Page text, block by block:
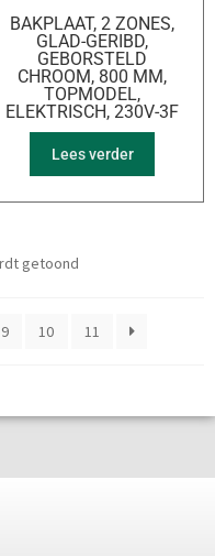
BAKPLAAT, 2 ZONES,
GLAD-GERIBD,
GEBORSTELD
CHROOM, 800 MM,
TOPMODEL,
ELEKTRISCH, 230V-3F
Lees verder
getoond
9 10 11